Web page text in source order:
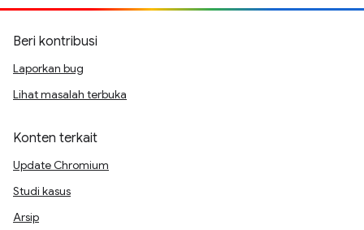
Beri kontribusi
Laporkan bug
Lihat masalah terbuka
Konten terkait
Update Chromium
Studi kasus
Arsip